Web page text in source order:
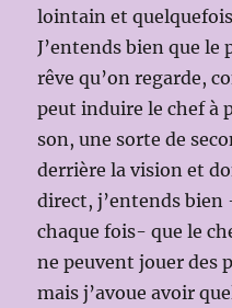
lointain et
J’entends bien que
rêve qu’on regarde,
peut induire le chef à
son, une sorte de
derrière la vision et
direct, j’entends bien
chaque fois- que le
ne peuvent jouer des
mais j’avoue avoir